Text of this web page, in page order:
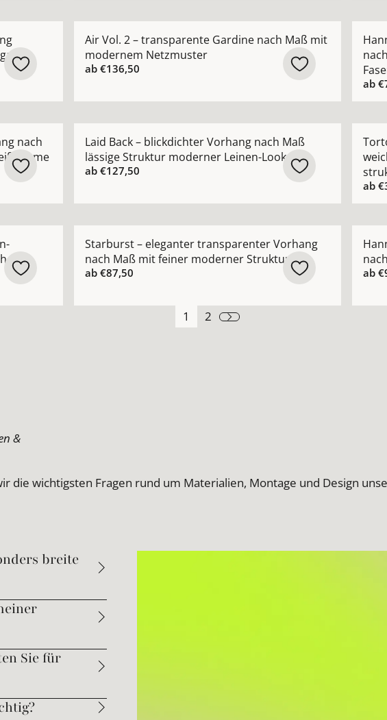
Air Vol. 2 – transparente Gardine nach Maß mit
modernem Netzmuster
ab €136,50
ab
nach
creme
Laid Back – blickdichter Vorhang nach Maß
lässige Struktur moderner Leinen-Look
ab €127,50
ab
Starburst – eleganter transparenter Vorhang
nach Maß mit feiner moderner Struktur
ab €87,50 ab
1 2
&
die wichtigsten Fragen rund um Materialien, Montage und Design
breite
Sie für